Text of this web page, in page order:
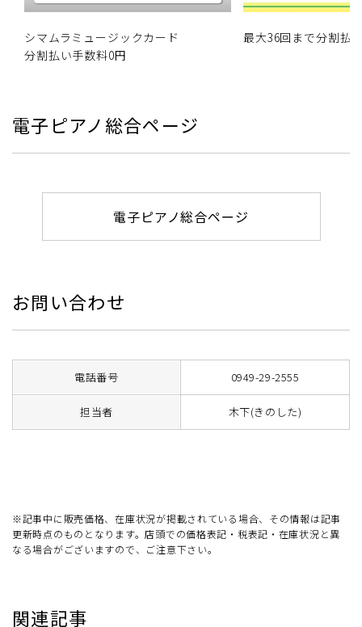
シマムラミュージックカード
分割払い手数料0円
最大36回まで分割払
電子ピアノ総合ページ
電子ピアノ総合ページ
お問い合わせ
電話番号 0949-29-2555
担当者 木下(きのした)
※記事中に販売価格、在庫状況が掲載されている場合、その情報は記事
更新時点のものとなります。店頭での価格表記・税表記・在庫状況と異
なる場合がございますので、ご注意下さい。
関連記事